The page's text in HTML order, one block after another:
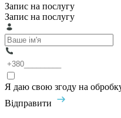
Запис на послугу
Запис на послугу
Я даю свою згоду на
Відправити